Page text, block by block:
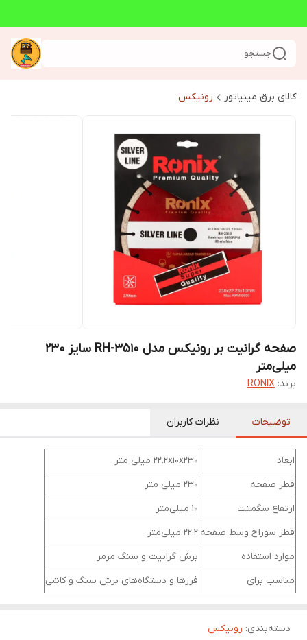
جستجو
کالای برق مینیاتور رونیکس
صفحه گرانیت بر رونیکس مدل RH-3510 سایز ۲۳۰
میلی‌متر
برند: RONIX
توضیحات نظرات کاربران
ابعاد
22.2x10x230 میلی متر
قطر صفحه
230 میلی متر
ارتفاع سگمنت
10 میلی‌‎متر
قطر سوراخ وسط صفحه 22.2 میلی‌متر
موارد استفاده
برش گرانیت و سنگ مرمر
مناسب برای
فرزها و دستگاه‌های برش سنگ و کاشی
دسته‌بندی: رونیکس